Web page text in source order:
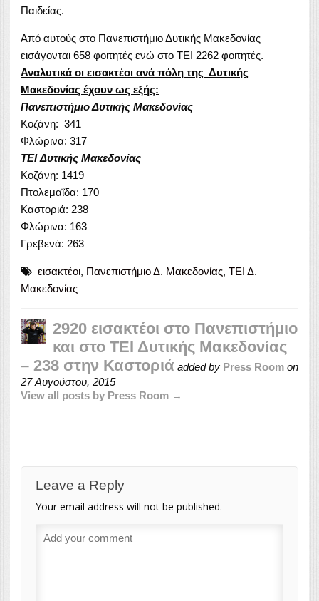
Παιδείας.
Από αυτούς στο Πανεπιστήμιο Δυτικής Μακεδονίας
εισάγονται 658 φοιτητές ενώ στο ΤΕΙ 2262 φοιτητές.
Αναλυτικά οι εισακτέοι ανά πόλη της Δυτικής
Μακεδονίας έχουν ως εξής:
Πανεπιστήμιο Δυτικής Μακεδονίας
Κοζάνη: 341
Φλώρινα: 317
TEI Δυτικής Μακεδονίας
Κοζάνη: 1419
Πτολεμαΐδα: 170
Καστοριά: 238
Φλώρινα: 163
Γρεβενά: 263
εισακτέοι, Πανεπιστήμιο Δ. Μακεδονίας, ΤΕΙ Δ.
Μακεδονίας
2920 εισακτέοι στο Πανεπιστήμιο
και στο ΤΕΙ Δυτικής Μακεδονίας
– 238 στην Καστοριά added by Press Room on
27 Αυγούστου, 2015
View all posts by Press Room →
Leave a Reply
Your email address will not be published.